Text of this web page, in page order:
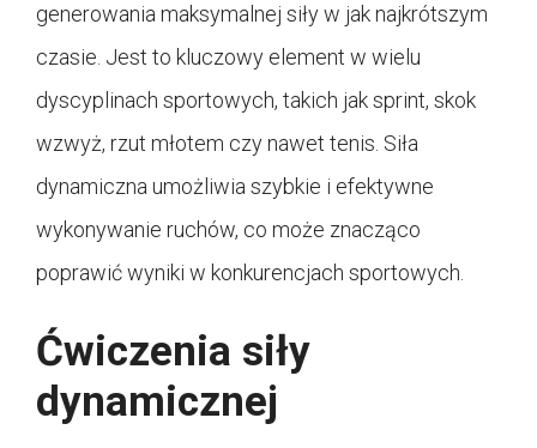
generowania maksymalnej siły w jak najkrótszym
czasie. Jest to kluczowy element w wielu
dyscyplinach sportowych, takich jak sprint, skok
wzwyż, rzut młotem czy nawet tenis. Siła
dynamiczna umożliwia szybkie i efektywne
wykonywanie ruchów, co może znacząco
poprawić wyniki w konkurencjach sportowych.
Ćwiczenia siły
dynamicznej